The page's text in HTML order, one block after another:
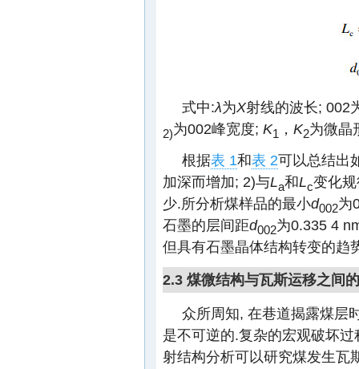
式中:λ为X射线的波长; 002
2)为002峰宽度; K1 ， K2为微晶
根据表 1和表 2可以总结出
加深而增加; 2)与La和Lc变化
少.所分析煤样品的最小d002为
石墨的层间距d002为0.335 4
但具有石墨晶体结构转变的趋
2.3 煤微结构与瓦斯运移之间
众所周知, 在巷道揭露煤层
是不可逆的.复杂的宏观破坏
射结构分析可以研究煤发生瓦